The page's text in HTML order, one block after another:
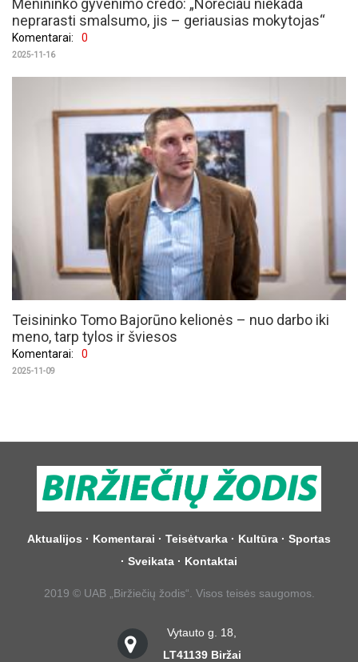
Menininko gyvenimo credo: „Norėčiau niekada
neprarasti smalsumo, jis – geriausias mokytojas“
Komentarai: 0
2025-11-16
Teisininko Tomo Bajorūno kelionės – nuo darbo iki
meno, tarp tylos ir šviesos
Komentarai: 0
2025-11-09
Aktualijos · Komentarai · Teisėtvarka · Kultūra · Sportas
· Sveikata · Kontaktai
2019 © UAB „Biržiečių žodis“. Visos teisės saugomos.
Vytauto g. 18,
LT­41139 Biržai